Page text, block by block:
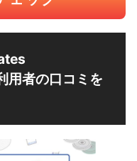
用者の口コミを